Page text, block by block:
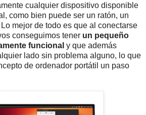
cualquier dispositivo disponible
como bien puede ser un ratón, un
mejor de todo es que al conectarse
conseguimos tener un pequeño
funcional y que además
lado sin problema alguno, lo que
de ordenador portátil un paso